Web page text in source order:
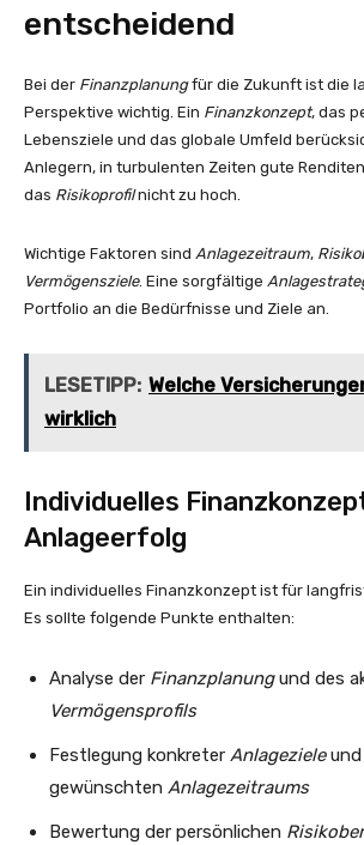
entscheidend
Bei der Finanzplanungfür die Zukunft ist die
Perspektive wichtig. Ein Finanzkonzept, das
Lebensziele und das globale Umfeld
Anlegern, in turbulenten Zeiten gute
das Risikoprofilnicht zu hoch.
Wichtige Faktoren sind Anlagezeitraum,
Vermögensziele. Eine sorgfältige
Portfolio an die Bedürfnisse und Ziele an.
LESETIPP: Welche
wirklich
Individuelles
Anlageerfolg
Ein individuelles Finanzkonzept ist für
Es sollte folgende Punkte enthalten:
Analyse der Finanzplanungund des
Vermögensprofils
Festlegung konkreter Anlagezieleund
gewünschten Anlagezeitraums
Bewertung der persönlichen